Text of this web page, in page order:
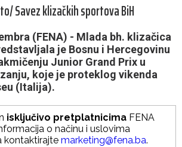
Savez klizačkih sportova BiH
(FENA) - Mlada bh. klizačica
je Bosnu i Hercegovinu
Junior Grand Prix u
koje je proteklog vikenda
(Italija).
isključivo pretplatnicima FENA
o načinu i uslovima
kontaktirajte marketing@fena.ba.